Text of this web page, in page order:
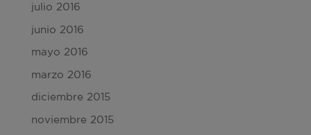
julio 2016
junio 2016
mayo 2016
marzo 2016
diciembre 2015
noviembre 2015